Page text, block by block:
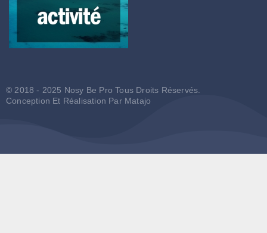
© 2018 - 2025 Nosy Be Pro Tous Droits Réservés.
Conception Et Réalisation Par Matajo